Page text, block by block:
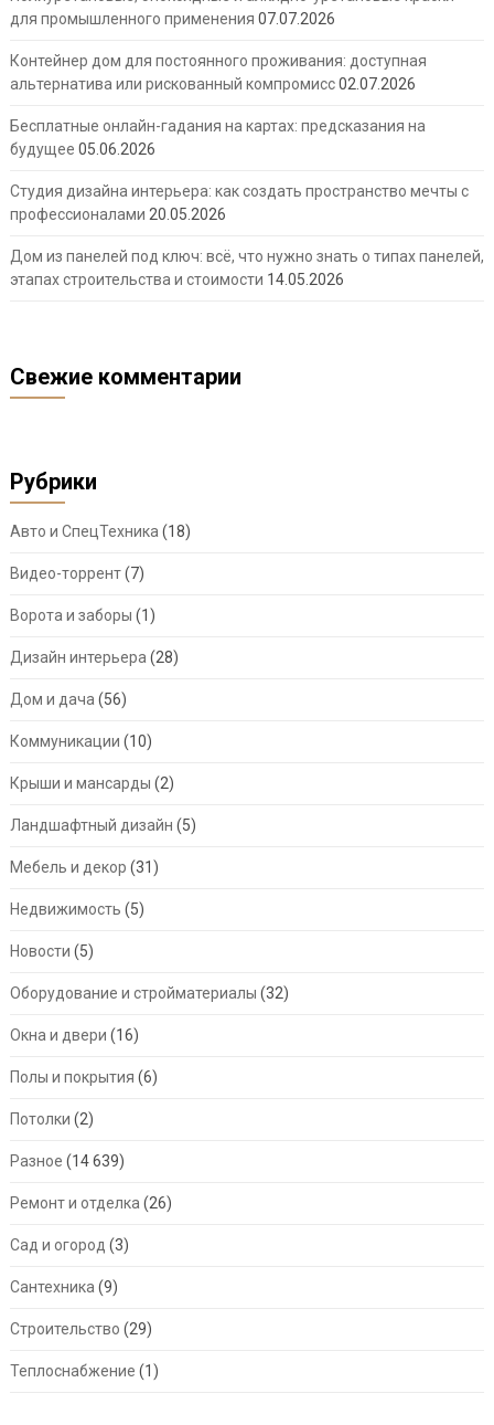
для промышленного применения 07.07.2026
Контейнер дом для постоянного проживания: доступная
альтернатива или рискованный компромисс02.07.2026
Бесплатные онлайн-гадания на картах: предсказания на
будущее 05.06.2026
Студия дизайна интерьера: как создать пространство мечты с
профессионалами 20.05.2026
Дом из панелей под ключ: всё, что нужно знать о типах панелей,
этапах строительства и стоимости 14.05.2026
Свежие комментарии
Рубрики
Авто и СпецТехника (18)
Видео-торрент(7)
Ворота и заборы (1)
Дизайн интерьера (28)
Дом и дача (56)
Коммуникации (10)
Крыши и мансарды (2)
Ландшафтный дизайн (5)
Мебель и декор (31)
Недвижимость (5)
Новости (5)
Оборудование и стройматериалы (32)
Окна и двери (16)
Полы и покрытия (6)
Потолки (2)
Разное (14 639)
Ремонт и отделка (26)
Сад и огород (3)
Сантехника (9)
Строительство (29)
Теплоснабжение (1)